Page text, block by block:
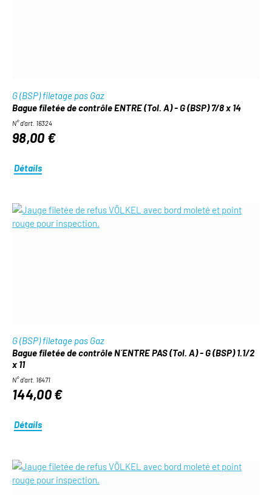
G (BSP) filetage pas Gaz
Bague filetée de contrôle ENTRE (Tol. A) - G (BSP) 7/8 x 14
N° d'art. 16324
98,00 €
Détails
G (BSP) filetage pas Gaz
Bague filetée de contrôle N´ENTRE PAS (Tol. A) - G (BSP) 1.1/2
x 11
N° d'art. 16471
144,00 €
Détails